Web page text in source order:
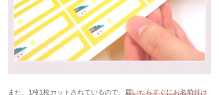
また、1枚1枚カットされているので、 届いたらすぐにお名前付け